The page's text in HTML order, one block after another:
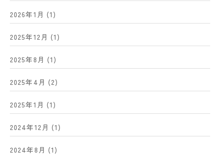
2026年1月 (1)
2025年12月 (1)
2025年8月 (1)
2025年4月 (2)
2025年1月 (1)
2024年12月 (1)
2024年8月 (1)